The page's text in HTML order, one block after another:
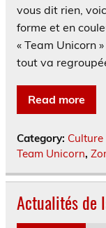
vous dit rien,
forme et en
« Team Unicorn
tout va
Read more
Category: Culture
Team Unicorn,
Actualités de